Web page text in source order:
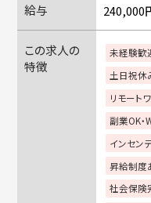
給与 240,000
この求人の
特徴
未経験歓
土日祝休
リモート
副業OK・
インセン
昇給制度
社会保険